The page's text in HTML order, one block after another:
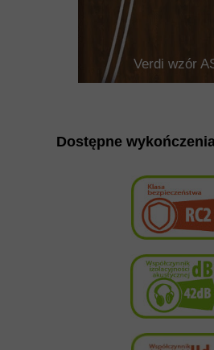
Dostępne
Verdi wzór